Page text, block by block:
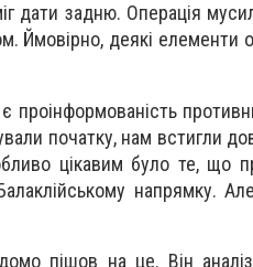
дати задню. Операція
Ймовірно, деякі елементи
початку, нам встигли
цікавим було те, що
напрямку.
пішов на це. Він